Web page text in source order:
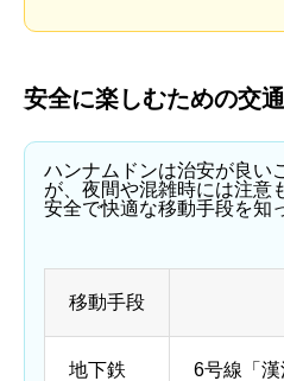
安全に楽しむための交
ハンナムドンは治安が良い
が、夜間や混雑時には注意
安全で快適な移動手段を知
移動手段
地下鉄 6号線「漢